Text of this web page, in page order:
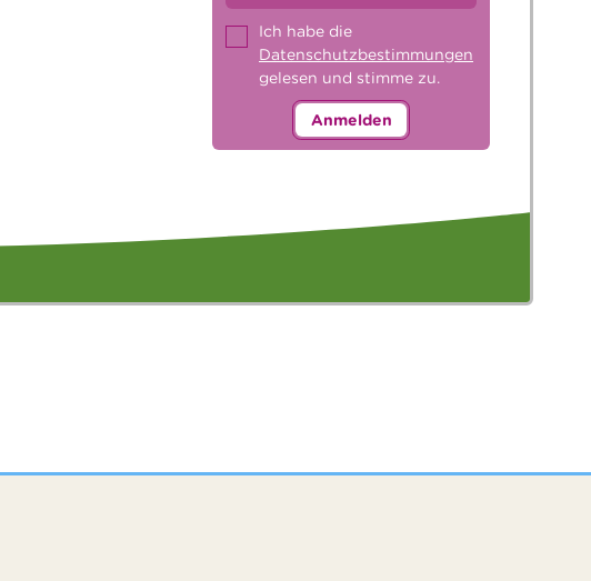
Ich habe die
Datenschutzbestimmungen
gelesen und stimme zu.
Anmelden